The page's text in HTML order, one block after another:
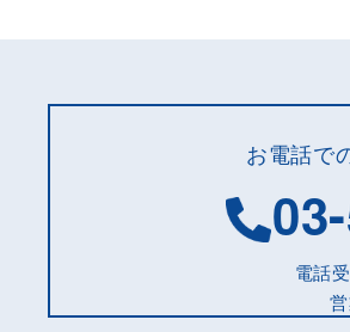
お電話で
電話
営